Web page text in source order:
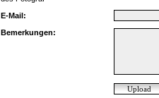
E-Mail:
Bemerkungen: